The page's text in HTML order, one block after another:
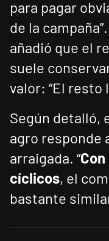
para pagar
de la
añadió que el
suele
valor: “El resto
Según detalló,
agro responde
arraigada. “
cíclicos, el
bastante